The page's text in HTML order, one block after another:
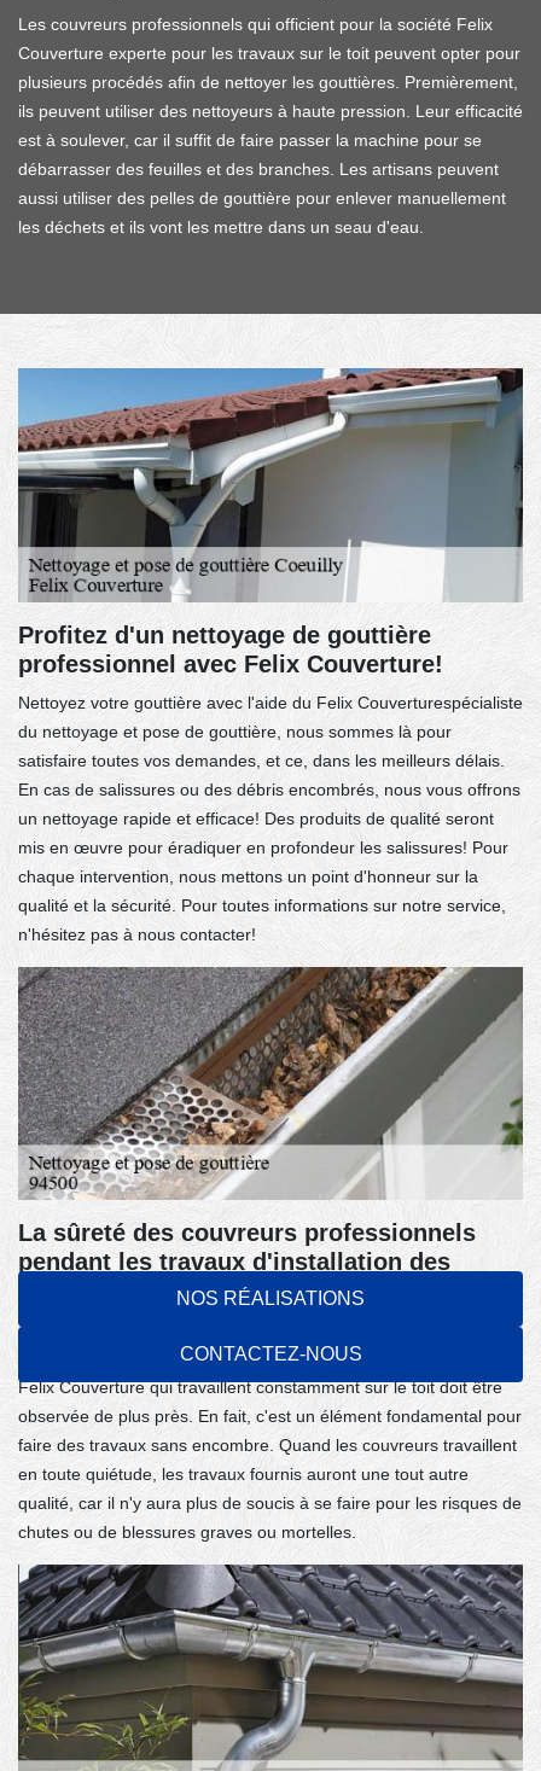
NOS RÉALISATIONS
CONTACTEZ-NOUS
Les couvreurs professionnels qui officient pour la société Felix
Couverture experte pour les travaux sur le toit peuvent opter pour
plusieurs procédés afin de nettoyer les gouttières. Premièrement,
ils peuvent utiliser des nettoyeurs à haute pression. Leur efficacité
est à soulever, car il suffit de faire passer la machine pour se
débarrasser des feuilles et des branches. Les artisans peuvent
aussi utiliser des pelles de gouttière pour enlever manuellement
les déchets et ils vont les mettre dans un seau d'eau.
Profitez d'un nettoyage de gouttière
professionnel avec Felix Couverture!
Nettoyez votre gouttière avec l'aide du Felix Couverturespécialiste
du nettoyage et pose de gouttière, nous sommes là pour
satisfaire toutes vos demandes, et ce, dans les meilleurs délais.
En cas de salissures ou des débris encombrés, nous vous offrons
un nettoyage rapide et efficace! Des produits de qualité seront
mis en œuvre pour éradiquer en profondeur les salissures! Pour
chaque intervention, nous mettons un point d'honneur sur la
qualité et la sécurité. Pour toutes informations sur notre service,
n'hésitez pas à nous contacter!
La sûreté des couvreurs professionnels
pendant les travaux d'installation des
gouttières dans la ville de Coeuilly dans le
94500
La sûreté ou autrement dit la sécurité des employés de la société
Felix Couverture qui travaillent constamment sur le toit doit être
observée de plus près. En fait, c'est un élément fondamental pour
faire des travaux sans encombre. Quand les couvreurs travaillent
en toute quiétude, les travaux fournis auront une tout autre
qualité, car il n'y aura plus de soucis à se faire pour les risques de
chutes ou de blessures graves ou mortelles.